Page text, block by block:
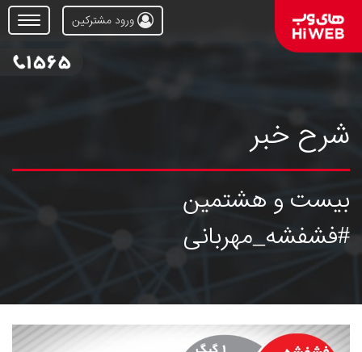
Open
Menu
ورود مشترکین
شرح خبر
بیست و هشتمین
#فشفشه_مهربانی